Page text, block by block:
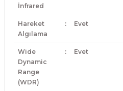
İnfrared
Hareket
Algılama
: Evet
Wide
Dynamic
Range
(WDR)
: Evet